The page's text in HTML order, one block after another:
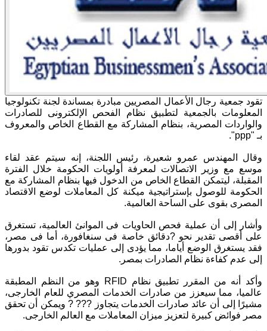
تقود جمعية رجال الأعمال المصريين مبادرة بمساندة لجنة تكنولوجيا
المعلومات بالجمعية لتطبيق نظام الفحص الإلكترونى للصادرات
والواردات المصرية، بنظام المشاركة مع القطاع الخاص والمعروف
بـ "ppp".
وقال المهندس عمرو شعيرة، رئيس اللجنة، إنه سيتم عقد لقاء
موسع مع وزير الاتصالات لمعرفة أولويات الحكومة خلال الفترة
المقبلة، ليتمكن القطاع الخاص من الدخول فيها بنظام المشاركة مع
الحكومة للوصول بإستراتيجية ميكنة كل المعاملات لوضع الاقتصاد
المصرى بقوى على الساحة العالمية.
وأشار إلى أن عملية فحص الحاويات فى الموانئ العالمية، تستغرق
على أقصى تقدير نحو ?دقائق خاصة فى سنغافورة، أما فى مصر،
فقد يستغرق الوضع أياما، مما يؤدى إلى عمليات تكدس تقود بدورها
إلى عدم كفاءة نظام الصادرات بمصر.
وأكد أنه من المقرر تطبيق نظام RFID وهو من النظم المطبقة
عالميا، مما سيعزز من صادرات الخدمات المصري للعام الخارجى،
مشيرًا إلى أن عائد صادرات الخدمات يتجاوز ??? ? ويمكن أن تحقق
مصر فوائض كبيرة لتعزيز ميزان المعاملات مع العالم الخارجى.